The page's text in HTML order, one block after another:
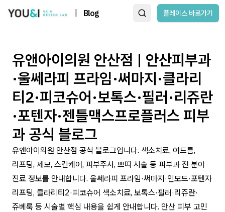
Blog 플레이스 바로가기
유앤아이의원 안산점 | 안산피부과
·울쎄라피 프라임·써마지·클라리
티2·피코슈어·보톡스·필러·리쥬란
·포텐자·젠틀맥스프로플러스 피부
과 공식 블로그
유앤아이의원 안산점 공식 블로그입니다. 색소치료, 여드름,
리프팅, 제모, 스킨케어, 피부주사, 쁘띠 시술 등 피부과 전 분야
진료 정보를 안내합니다. 울쎄라피 프라임·써마지·인모드·포텐자
리프팅, 클라리티2·피코슈어 색소치료, 보톡스·필러·리쥬란·
쥬베룩 등 시술별 핵심 내용을 쉽게 안내합니다. 안산 피부 고민